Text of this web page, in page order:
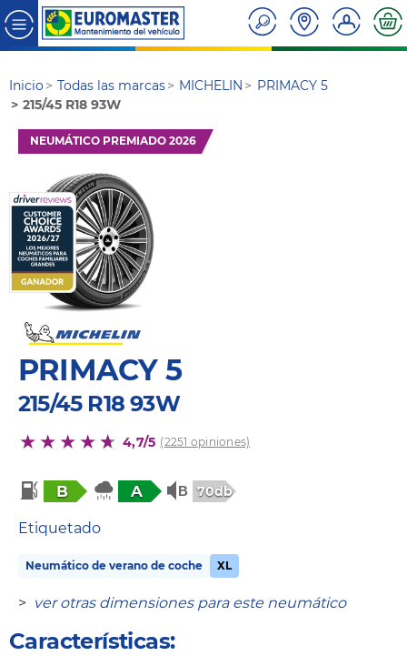
Inicio Todas las marcas MICHELIN
PRIMACY 5
215/45 R18 93W
NEUMÁTICO PREMIADO 2026
PRIMACY 5
215/45 R18 93W
4,7/5 (2251 opiniones)
B A 70db
Etiquetado
Neumático de verano de coche XL
> ver otras dimensiones para este neumático
Características: